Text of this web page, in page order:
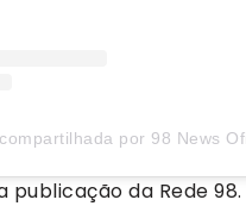
por 98 News
publicação da Rede 98.